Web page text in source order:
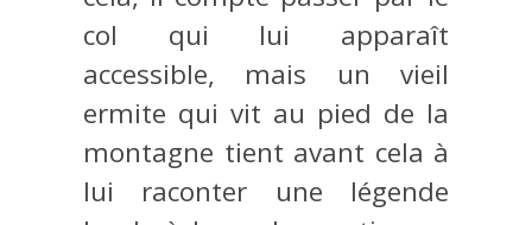
col qui lui apparaît
accessible, mais un vieil
ermite qui vit au pied de la
montagne tient avant cela à
lui raconter une légende